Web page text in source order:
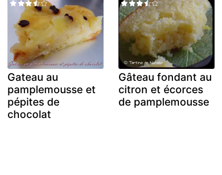
Gateau au
pamplemousse et
pépites de
chocolat
Gâteau fondant au
citron et écorces
de pamplemousse